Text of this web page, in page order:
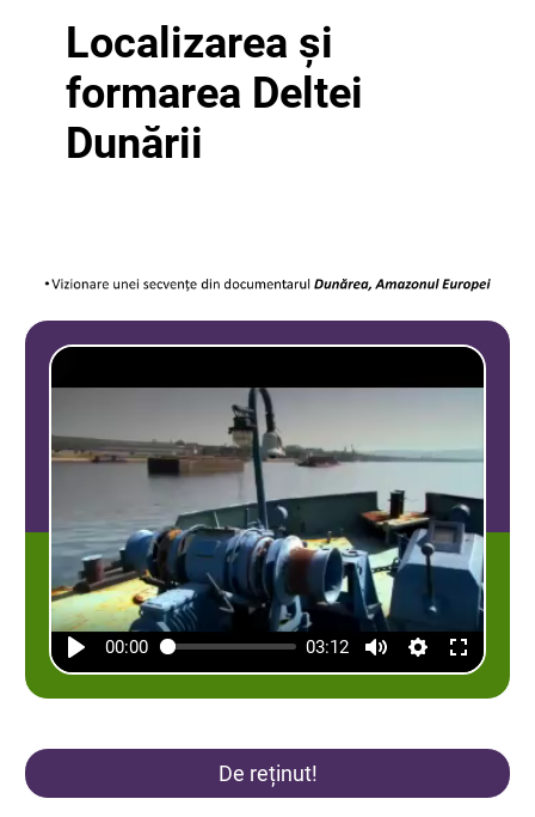
Localizarea și
formarea Deltei
Dunării
00:00 03:12
De reținut!